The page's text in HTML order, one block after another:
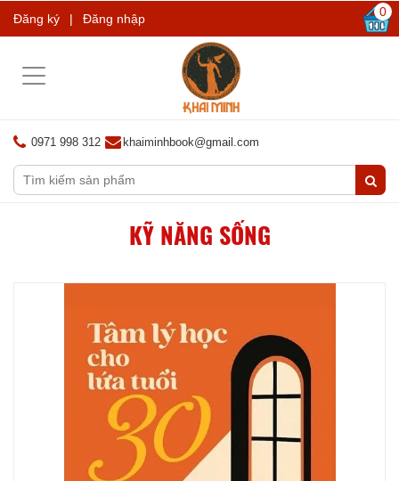
Đăng ký | Đăng nhập 0
Toggle
0971 998 312 khaiminhbook@gmail.com
KỸ NĂNG SỐNG